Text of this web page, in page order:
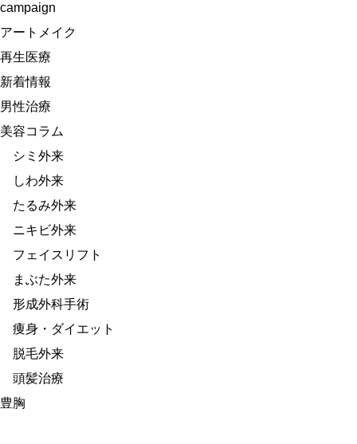
campaign
アートメイク
再生医療
新着情報
男性治療
美容コラム
シミ外来
しわ外来
たるみ外来
ニキビ外来
フェイスリフト
まぶた外来
形成外科手術
痩身・ダイエット
脱毛外来
頭髪治療
豊胸